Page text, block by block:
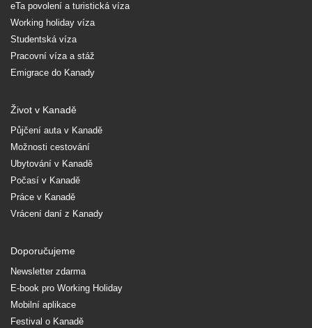
eTa povolení a turistická víza
Working holiday víza
Studentská víza
Pracovní víza a stáž
Emigrace do Kanady
Život v Kanadě
Půjčení auta v Kanadě
Možnosti cestování
Ubytování v Kanadě
Počasí v Kanadě
Práce v Kanadě
Vrácení daní z Kanady
Doporučujeme
Newsletter zdarma
E-book pro Working Holiday
Mobilní aplikace
Festival o Kanadě